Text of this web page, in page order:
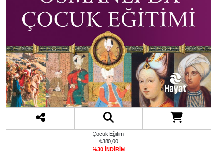
Çocuk Eğitimi
₺380,00
%30 İNDİRİM